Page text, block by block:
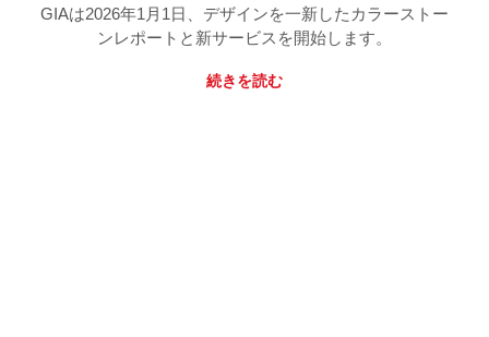
GIAは2026年1月1日、デザインを一新したカラーストー
ンレポートと新サービスを開始します。
続きを読む